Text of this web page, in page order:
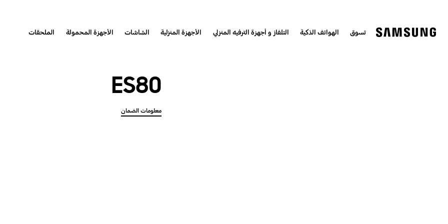
تسوق الهواتف الذكية التلفاز و أجهزة الترفيه المنزلي الأجهزة المنزلية الشاشات الأجهزة المحمولة الملحقات
ES80
معلومات الضمان